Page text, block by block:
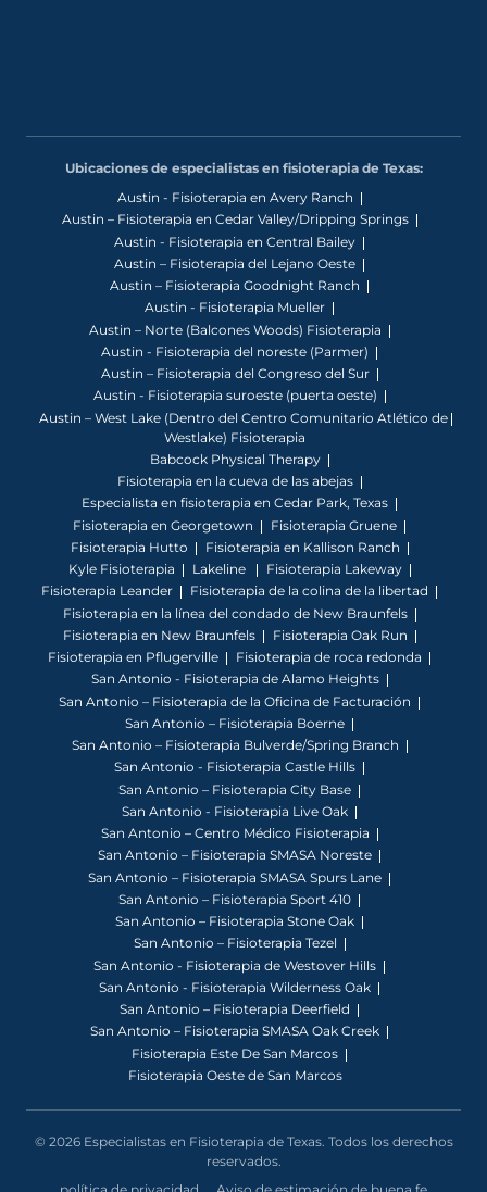
Ubicaciones de especialistas en fisioterapia de Texas:
Austin - Fisioterapia en Avery Ranch
Austin – Fisioterapia en Cedar Valley/Dripping Springs
Austin - Fisioterapia en Central Bailey
Austin – Fisioterapia del Lejano Oeste
Austin – Fisioterapia Goodnight Ranch
Austin - Fisioterapia Mueller
Austin – Norte (Balcones Woods) Fisioterapia
Austin - Fisioterapia del noreste (Parmer)
Austin – Fisioterapia del Congreso del Sur
Austin - Fisioterapia suroeste (puerta oeste)
Austin – West Lake (Dentro del Centro Comunitario Atlético de
Westlake) Fisioterapia
Babcock Physical Therapy
Fisioterapia en la cueva de las abejas
Especialista en fisioterapia en Cedar Park, Texas
Fisioterapia en Georgetown
Fisioterapia Gruene
Fisioterapia Hutto
Fisioterapia en Kallison Ranch
Kyle Fisioterapia
Lakeline
Fisioterapia Lakeway
Fisioterapia Leander
Fisioterapia de la colina de la libertad
Fisioterapia en la línea del condado de New Braunfels
Fisioterapia en New Braunfels
Fisioterapia Oak Run
Fisioterapia en Pflugerville
Fisioterapia de roca redonda
San Antonio - Fisioterapia de Alamo Heights
San Antonio – Fisioterapia de la Oficina de Facturación
San Antonio – Fisioterapia Boerne
San Antonio – Fisioterapia Bulverde/Spring Branch
San Antonio - Fisioterapia Castle Hills
San Antonio – Fisioterapia City Base
San Antonio - Fisioterapia Live Oak
San Antonio – Centro Médico Fisioterapia
San Antonio – Fisioterapia SMASA Noreste
San Antonio – Fisioterapia SMASA Spurs Lane
San Antonio – Fisioterapia Sport 410
San Antonio – Fisioterapia Stone Oak
San Antonio – Fisioterapia Tezel
San Antonio - Fisioterapia de Westover Hills
San Antonio - Fisioterapia Wilderness Oak
San Antonio – Fisioterapia Deerfield
San Antonio – Fisioterapia SMASA Oak Creek
Fisioterapia Este De San Marcos
Fisioterapia Oeste de San Marcos
© 2026 Especialistas en Fisioterapia de Texas. Todos los derechos
reservados.